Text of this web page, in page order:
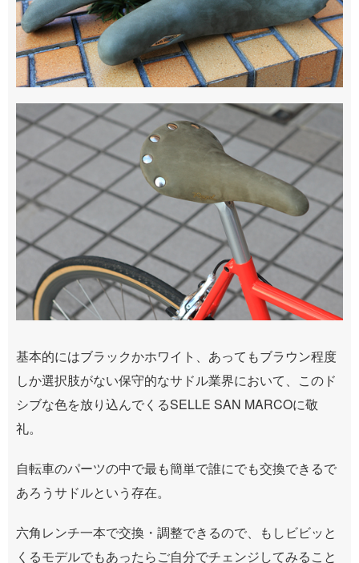
基本的にはブラックかホワイト、あってもブラウン程度
しか選択肢がない保守的なサドル業界において、このド
シブな色を放り込んでくるSELLE SAN MARCOに敬
礼。
自転車のパーツの中で最も簡単で誰にでも交換できるで
あろうサドルという存在。
六角レンチ一本で交換・調整できるので、もしビビッと
くるモデルでもあったらご自分でチェンジしてみること